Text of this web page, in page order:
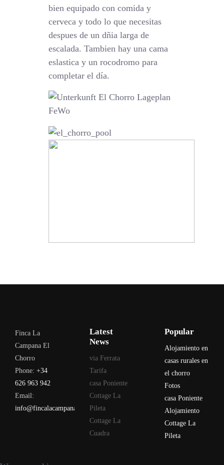
bien equipado con comida y
cerveca y todo lo que necesitas
despues de un dñia larga de
escalada. Tambien hay una cama
eslastica y un rocodromo para
completar el día.
Finca La
Campana El
Chorro
Phone: +34
626 963 942
Email:
info@fincalacampana.com
Latest
News
via Ferrata
Tarifa
casa Poniente
Cottage La
Pileta
Cottage La
Cuadra
Popular
Alojamiento en
casas rurales en
el chorro
Fotos
casa Poniente
Alojamiento
Cottage La
Pileta